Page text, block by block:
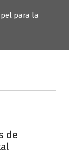
para la
de